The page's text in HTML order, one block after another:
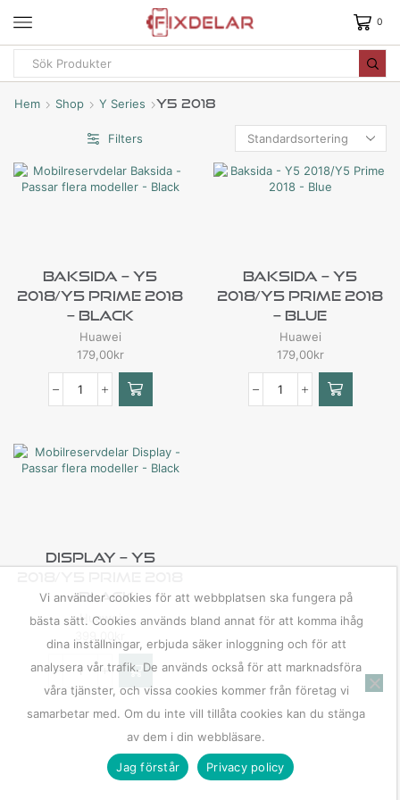
0
Hem Shop Y Series Y5 2018
Filters
Baksida – Y5
2018/Y5 Prime 2018
– Black
Huawei
179,00kr
Baksida – Y5
2018/Y5 Prime 2018
– Blue
Huawei
179,00kr
Display – Y5
– Black
Huawei
Vi använder cookies för att webbplatsen ska fungera på
bästa sätt. Cookies används bland annat för att komma ihåg
dina inställningar, erbjuda säker inloggning och för att
analysera vår trafik. De används också för att marknadsföra
våra tjänster, och vissa cookies kommer från företag vi
samarbetar med. Om du inte vill tillåta cookies kan du stänga
av dem i din webbläsare.
Jag förstår Privacy policy